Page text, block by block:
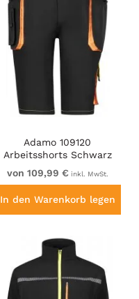
Adamo 109120
Arbeitsshorts Schwarz
von 109,99 € inkl. MwSt.
In den Warenkorb legen